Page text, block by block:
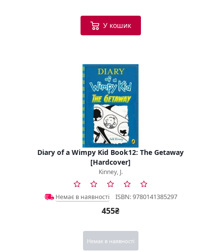
У кошик
Diary of a Wimpy Kid Book12: The Getaway
[Hardcover]
Kinney, J.
Немає в наявності ISBN: 9780141385297
455₴
Немає в наявності